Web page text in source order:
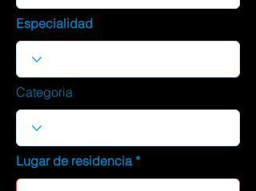
Especialidad
Categoria
Lugar de residencia